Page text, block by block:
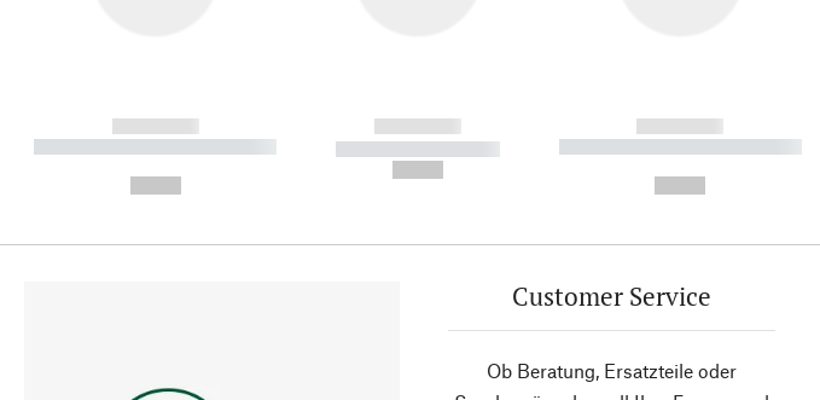
------------
----------- ----------- ----------
------------
----------- -----------
------------
----------- ----------- ----------
Customer Service
Ob Beratung, Ersatzteile oder